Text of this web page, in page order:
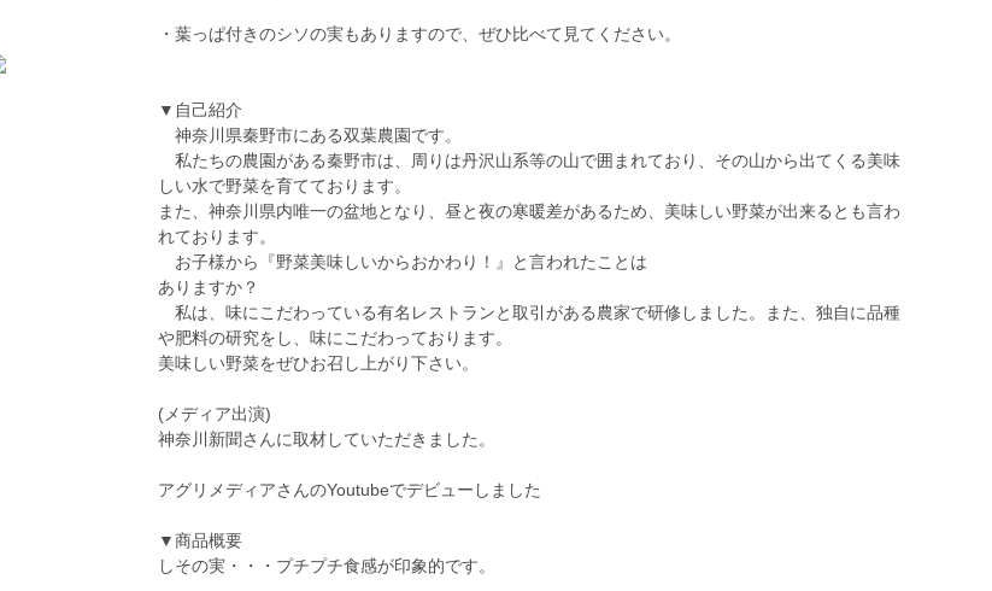
・葉っぱ付きのシソの実もありますので、ぜひ比べて見てください。
▼自己紹介
神奈川県秦野市にある双葉農園です。
私たちの農園がある秦野市は、周りは丹沢山系等の山で囲まれており、その山から出てくる美味
しい水で野菜を育てております。
また、神奈川県内唯一の盆地となり、昼と夜の寒暖差があるため、美味しい野菜が出来るとも言わ
れております。
お子様から『野菜美味しいからおかわり！』と言われたことは
ありますか？
私は、味にこだわっている有名レストランと取引がある農家で研修しました。また、独自に品種
や肥料の研究をし、味にこだわっております。
美味しい野菜をぜひお召し上がり下さい。
(メディア出演)
神奈川新聞さんに取材していただきました。
アグリメディアさんのYoutubeでデビューしました
▼商品概要
しその実・・・プチプチ食感が印象的です。